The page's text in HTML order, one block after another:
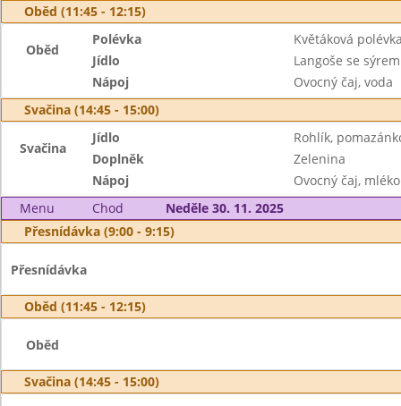
Oběd (11:45 - 12:15)
Oběd
Polévka
Květáková
Jídlo
Langoše se sýrem
Nápoj
Ovocný čaj, voda
Svačina (14:45 - 15:00)
Svačina
Jídlo
Rohlík,
Doplněk
Zelenina
Nápoj
Ovocný čaj, mléko
Menu
Chod
Neděle 30. 11. 2025
Přesnídávka (9:00 - 9:15)
Přesnídávka
Oběd (11:45 - 12:15)
Oběd
Svačina (14:45 - 15:00)